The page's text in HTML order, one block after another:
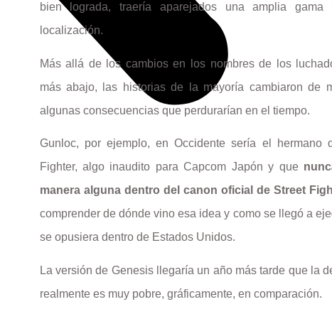
bien lograda, traería aparejados una amplia gama
localización.
Más allá de los cambios en los nombres de los
más abajo, las historias de la mayoría cambiaron de
algunas consecuencias que perdurarían en el tiempo.
Gunloc, por ejemplo, en Occidente sería el hermano
Fighter, algo inaudito para Capcom Japón y que
manera alguna dentro del canon oficial de Street
comprender de dónde vino esa idea y como se llegó a
se opusiera dentro de Estados Unidos.
La versión de Genesis llegaría un año más tarde que la
realmente es muy pobre, gráficamente, en comparación.